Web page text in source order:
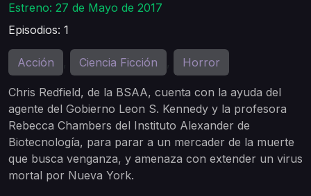
Estreno: 27 de Mayo de 2017
Episodios: 1
Acción Ciencia Ficción Horror
Chris Redfield, de la BSAA, cuenta con la ayuda del
agente del Gobierno Leon S. Kennedy y la profesora
Rebecca Chambers del Instituto Alexander de
Biotecnología, para parar a un mercader de la muerte
que busca venganza, y amenaza con extender un virus
mortal por Nueva York.